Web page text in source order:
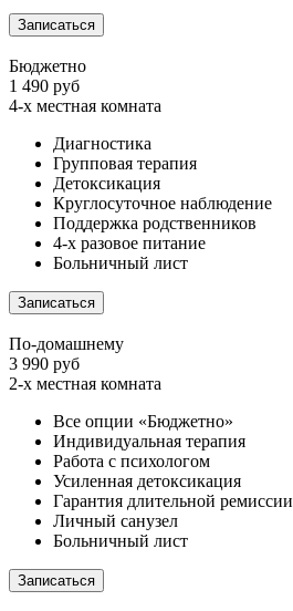
Записаться
Бюджетно
1 490 руб
4-х местная комната
Диагностика
Групповая терапия
Детоксикация
Круглосуточное наблюдение
Поддержка родственников
4-х разовое питание
Больничный лист
Записаться
По-домашнему
3 990 руб
2-х местная комната
Все опции «Бюджетно»
Индивидуальная терапия
Работа с психологом
Усиленная детоксикация
Гарантия длительной ремиссии
Личный санузел
Больничный лист
Записаться